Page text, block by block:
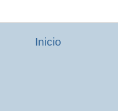
Inicio